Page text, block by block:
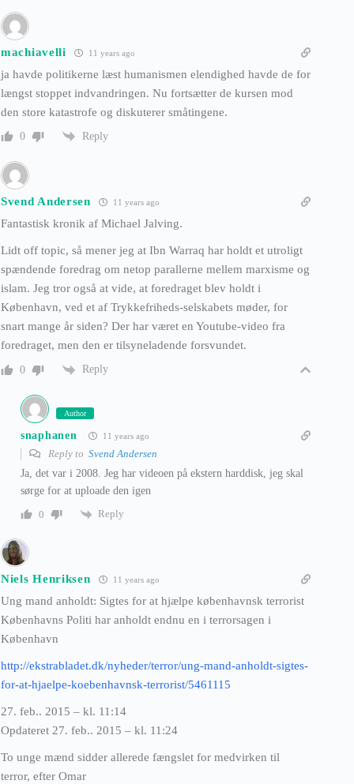
machiavelli 11 years ago
ja havde politikerne læst humanismen elendighed havde de for
længst stoppet indvandringen. Nu fortsætter de kursen mod
den store katastrofe og diskuterer småtingene.
0 Reply
Svend Andersen 11 years ago
Fantastisk kronik af Michael Jalving.
Lidt off topic, så mener jeg at Ibn Warraq har holdt et utroligt
spændende foredrag om netop parallerne mellem marxisme og
islam. Jeg tror også at vide, at foredraget blev holdt i
København, ved et af Trykkefriheds-selskabets møder, for
snart mange år siden? Der har været en Youtube-video fra
foredraget, men den er tilsyneladende forsvundet.
0 Reply
Author
snaphanen 11 years ago
Reply to Svend Andersen
Ja, det var i 2008. Jeg har videoen på ekstern harddisk, jeg skal
sørge for at uploade den igen
0
Reply
Niels Henriksen 11 years ago
Ung mand anholdt: Sigtes for at hjælpe københavnsk terrorist
Københavns Politi har anholdt endnu en i terrorsagen i
København
http://ekstrabladet.dk/nyheder/terror/ung-mand-anholdt-sigtes-
for-at-hjaelpe-koebenhavnsk-terrorist/5461115
27. feb.. 2015 – kl. 11:14
Opdateret 27. feb.. 2015 – kl. 11:24
To unge mænd sidder allerede fængslet for medvirken til
terror, efter Omar